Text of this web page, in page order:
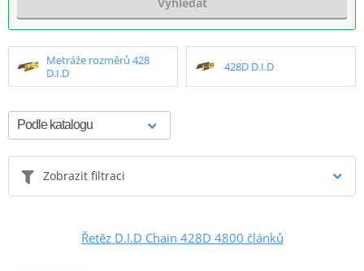
Metráže rozměrů 428
D.I.D
428D D.I.D
Zobrazit filtraci
Řetěz D.I.D Chain 428D 4800 článků